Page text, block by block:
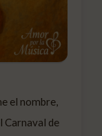
el nombre,
Carnaval de